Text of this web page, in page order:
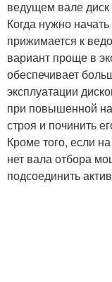
ведущем вале
Когда нужно
прижимается к
вариант проще в
обеспечивает
эксплуатации
при повышенной
строя и починить
Кроме того, если
нет вала отбора
подсоединить